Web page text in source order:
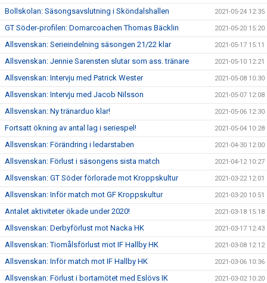
Bollskolan: Säsongsavslutning i Sköndalshallen 2021-05-24 12:35
GT Söder-profilen: Domarcoachen Thomas Bäcklin 2021-05-20 15:20
Allsvenskan: Serieindelning säsongen 21/22 klar 2021-05-17 15:11
Allsvenskan: Jennie Sarensten slutar som ass. tränare 2021-05-10 12:21
Allsvenskan: Intervju med Patrick Wester 2021-05-08 10:30
Allsvenskan: Intervju med Jacob Nilsson 2021-05-07 12:08
Allsvenskan: Ny tränarduo klar! 2021-05-06 12:30
Fortsatt ökning av antal lag i seriespel! 2021-05-04 10:28
Allsvenskan: Förändring i ledarstaben 2021-04-30 12:00
Allsvenskan: Förlust i säsongens sista match 2021-04-12 10:27
Allsvenskan: GT Söder förlorade mot Kroppskultur 2021-03-22 12:01
Allsvenskan: Inför match mot GF Kroppskultur 2021-03-20 10:51
Antalet aktiviteter ökade under 2020! 2021-03-18 15:18
Allsvenskan: Derbyförlust mot Nacka HK 2021-03-17 12:43
Allsvenskan: Tiomålsförlust mot IF Hallby HK 2021-03-08 12:12
Allsvenskan: Inför match mot IF Hallby HK 2021-03-06 10:36
Allsvenskan: Förlust i bortamötet med Eslövs IK 2021-03-02 10:20